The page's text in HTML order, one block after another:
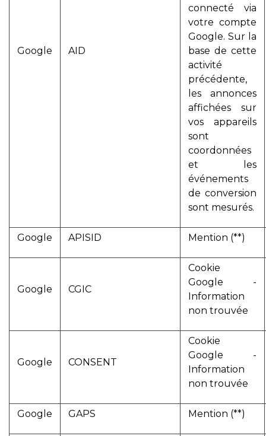
Google AID
connecté via
votre compte
Google. Sur la
base de cette
activité
précédente,
les annonces
affichées sur
vos appareils
sont
coordonnées
et les
événements
de conversion
sont mesurés.
Google APISID Mention (**)
Google CGIC
Cookie
Google -
Information
non trouvée
Google CONSENT
Cookie
Google -
Information
non trouvée
Google GAPS Mention (**)